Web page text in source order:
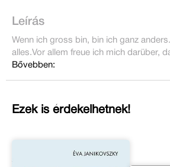
Leírás
Wenn ich gross bin, bin ich ganz
alles.Vor allem freue ich mich darüber,
Bővebben:
Ezek is érdekelhetnek!